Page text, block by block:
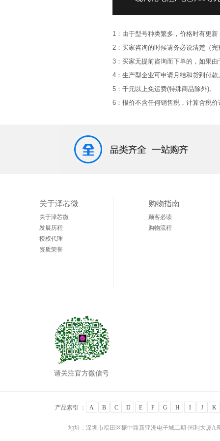
1：由于型号种类繁多，价格时有更
2：买家咨询的时候请务必说清楚（
3：买家无提前咨询而下单的，如果
4：生产型企业可申请月结和货到付款
5：千元以上免运费(特殊商品除外)。
6：报价不含任何销售税，计算含税价
关于泽芯微
关于泽芯微
发展历程
授权代理
资质荣誉
购物指南
顾客必读
购物流程
请关注官方微信号
产品索引 ： A B C D E F G H I J K
地址：深圳市福田区振中路新亚洲电子城二期·国利大厦